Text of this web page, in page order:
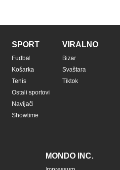
SPORT
Fudbal
Košarka
Tenis
Ostali sportovi
Navijači
Showtime
VIRALNO
Bizar
Svaštara
Tiktok
MONDO INC.